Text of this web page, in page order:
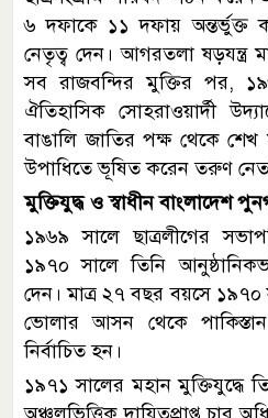
৬ দফাকে ১১ দফায় অন্তর্ভুক্ত
নেতৃত্ব দেন। আগরতলা ষড়যন্ত্র
সব রাজবন্দির মুক্তির পর,
ঐতিহাসিক সোহরাওয়ার্দী
বাঙালি জাতির পক্ষ থেকে শেখ
উপাধিতে ভূষিত করেন তরুণ
মুক্তিযুদ্ধ ও স্বাধীন বাংলাদেশ
১৯৬৯ সালে ছাত্রলীগের
১৯৭০ সালে তিনি
দেন। মাত্র ২৭ বছর বয়সে ১৯৭০
ভোলার আসন থেকে
নির্বাচিত হন।
১৯৭১ সালের মহান মুক্তিযুদ্ধে
অঞ্চলভিত্তিক দায়িত্বপ্রাপ্ত চার